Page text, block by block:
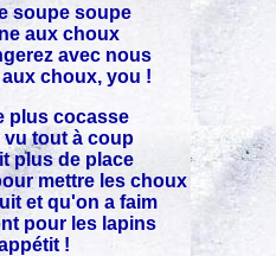
soupe soupe
aux choux
avec nous
choux, you !
plus cocasse
vu tout à coup
plus de place
mettre les choux
et qu'on a faim
pour les lapins
!